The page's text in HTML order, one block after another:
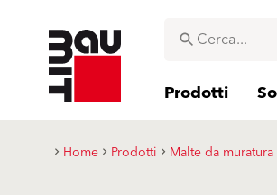
Prodotti
Home Prodotti Malte da